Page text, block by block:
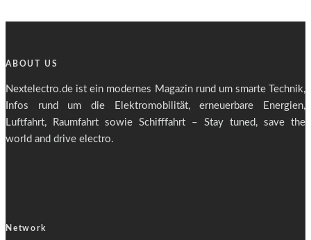
ABOUT US
Nextelectro.de ist ein modernes Magazin rund um smarte Technik,
Infos rund um die Elektromobilität, erneuerbare Energien,
Luftfahrt, Raumfahrt sowie Schifffahrt – Stay tuned, save the
world and drive electro.
Network